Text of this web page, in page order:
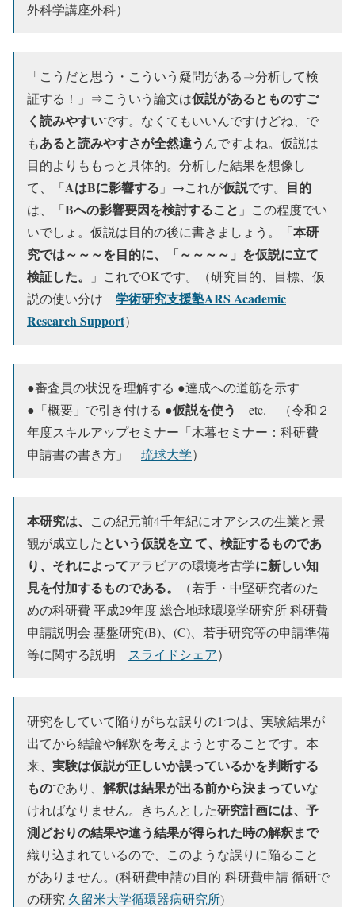
外科学講座外科）
「こうだと思う・こういう疑問がある⇒分析して検
証する！」⇒こういう論文は仮説があるとものすご
く読みやすいです。なくてもいいんですけどね、で
もあると読みやすさが全然違う んですよね。仮説は
目的よりももっと具体的。分析した結果を想像し
て、「AはBに影響する 」→これが仮説です。 目的
は、「Bへの影響要因を検討すること 」この程度でい
いでしょ。仮説は目的の後に書きましょう。「本研
究では～～～を目的に、「～～～～」を仮説に立て
検証した。
」これでOKです。（研究目的、目標、仮
説の使い分け 学術研究支援塾ARS Academic
Research Support）
●審査員の状況を理解する ●達成への道筋を示す
●「概要」で引き付ける ●仮説を使う
etc. （令和２
年度スキルアップセミナー「木暮セミナー：科研費
申請書の書き方」 琉球大学）
本研究は、
この紀元前4千年紀にオアシスの生業と景
観が成立したという仮説を立 て、検証するものであ
り、それによってアラビアの環境考古学に新しい知
見を付加するものである。
（若手・中堅研究者のた
めの科研費 平成29年度 総合地球環境学研究所 科研費
申請説明会 基盤研究(B)、(C)、若手研究等の申請準備
等に関する説明 スライドシェア）
研究をしていて陥りがちな誤りの1つは、実験結果が
出てから結論や解釈を考えようとすることです。本
来、 実験は仮説が正しいか誤っているかを判断する
ものであり、 解釈は結果が出る前から決まっていな
ければなりません。きちんとした研究計画には、予
測どおりの結果や違う結果が得られた時の解釈まで
織り込まれているので、このような誤りに陥ること
がありません。(科研費申請の目的 科研費申請 循研で
の研究 久留米大学循環器病研究所)